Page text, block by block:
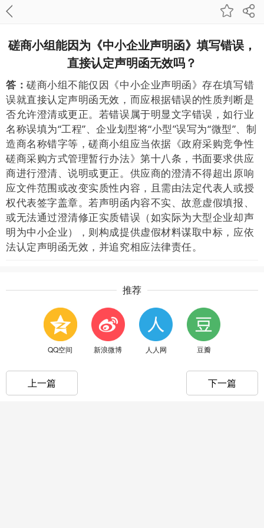
磋商小组能因为《中小企业声明函》填写错误，
直接认定声明函无效吗？
答：磋商小组不能仅因《中小企业声明函》存在填写错
误就直接认定声明函无效，而应根据错误的性质判断是
否允许澄清或更正。若错误属于明显文字错误，如行业
名称误填为“工程”、企业划型将“小型”误写为“微型”、制
造商名称错字等，磋商小组应当依据《政府采购竞争性
磋商采购方式管理暂行办法》第十八条，书面要求供应
商进行澄清、说明或更正。供应商的澄清不得超出原响
应文件范围或改变实质性内容，且需由法定代表人或授
权代表签字盖章。若声明函内容不实、故意虚假填报、
或无法通过澄清修正实质错误（如实际为大型企业却声
明为中小企业），则构成提供虚假材料谋取中标，应依
法认定声明函无效，并追究相应法律责任。
推荐
QQ空间 新浪微博 人人网 豆瓣
上一篇 下一篇